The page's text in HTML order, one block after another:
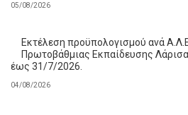
05/08/2026
Εκτέλεση προϋπολογισμού ανά
Πρωτοβάθμιας Εκπαίδευσης
έως 31/7/2026.
04/08/2026